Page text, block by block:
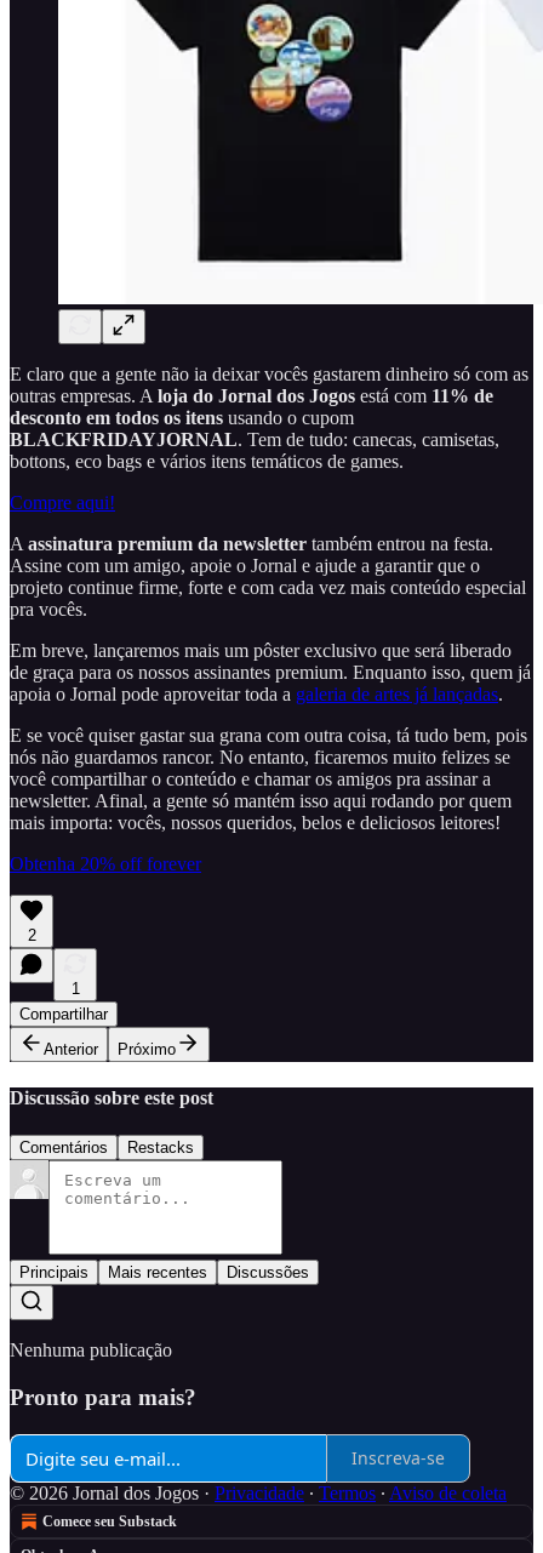
E claro que a gente não ia deixar vocês gastarem dinheiro só com as
outras empresas. A loja do Jornal dos Jogos está com 11% de
desconto em todos os itens usando o cupom
BLACKFRIDAYJORNAL. Tem de tudo: canecas, camisetas,
bottons, eco bags e vários itens temáticos de games.
Compre aqui!
A assinatura premium da newsletter também entrou na festa.
Assine com um amigo, apoie o Jornal e ajude a garantir que o
projeto continue firme, forte e com cada vez mais conteúdo especial
pra vocês.
Em breve, lançaremos mais um pôster exclusivo que será liberado
de graça para os nossos assinantes premium. Enquanto isso, quem já
apoia o Jornal pode aproveitar toda a galeria de artes já lançadas.
E se você quiser gastar sua grana com outra coisa, tá tudo bem, pois
nós não guardamos rancor. No entanto, ficaremos muito felizes se
você compartilhar o conteúdo e chamar os amigos pra assinar a
newsletter. Afinal, a gente só mantém isso aqui rodando por quem
mais importa: vocês, nossos queridos, belos e deliciosos leitores!
Obtenha 20% off forever
2
1
Compartilhar
Anterior
Próximo
Discussão sobre este post
Comentários Restacks
Principais Mais recentes Discussões
Nenhuma publicação
Pronto para mais?
Inscreva-se
© 2026 Jornal dos Jogos · Privacidade ∙ Termos ∙ Aviso de coleta
Comece seu Substack